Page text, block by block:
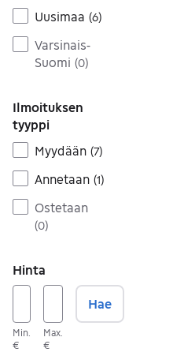
Uusimaa (6)
Varsinais-
Suomi (0)
Ilmoituksen
tyyppi
Myydään (7)
Annetaan (1)
Ostetaan
(0)
Hinta
Min.
€
Max.
€
Hae